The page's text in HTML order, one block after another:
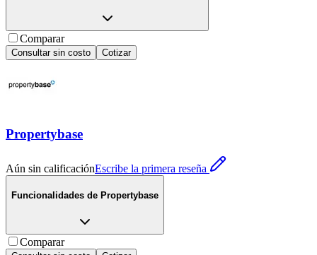
Comparar
Consultar sin costo Cotizar
Propertybase
Aún sin calificaciónEscribe la primera reseña
Funcionalidades de Propertybase
Comparar